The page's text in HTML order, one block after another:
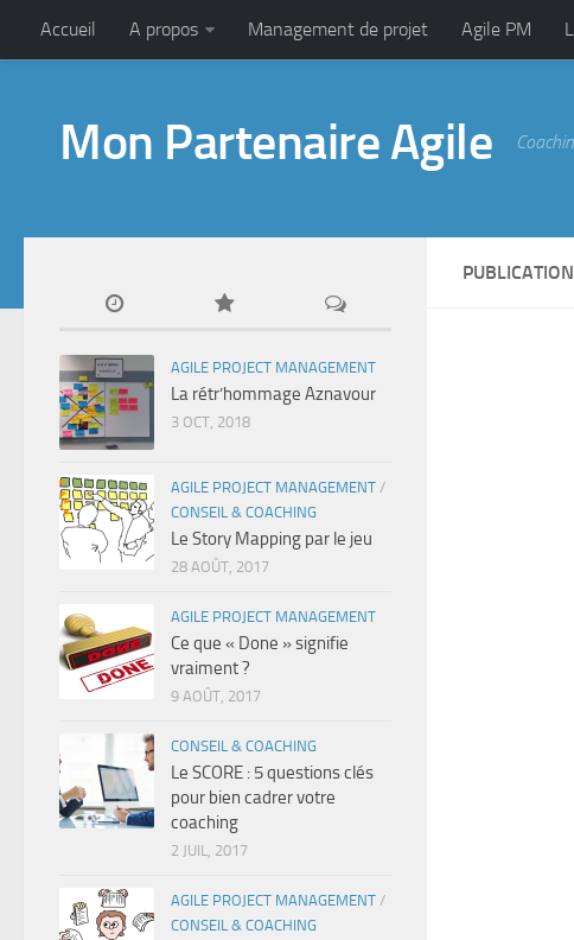
Accueil A propos Management de projet Agile PM
Mon Partenaire Agile
AGILE PROJECT MANAGEMENT
La rétr’hommage Aznavour
3 OCT, 2018
AGILE PROJECT MANAGEMENT /
CONSEIL & COACHING
Le Story Mapping par le jeu
28 AOÛT, 2017
AGILE PROJECT MANAGEMENT
Ce que « Done » signifie
vraiment ?
9 AOÛT, 2017
CONSEIL & COACHING
Le SCORE : 5 questions clés
pour bien cadrer votre
coaching
2 JUIL, 2017
AGILE PROJECT MANAGEMENT /
CONSEIL & COACHING